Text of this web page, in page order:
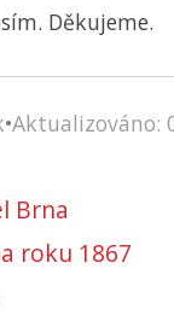
Děkujeme.
•Aktualizováno:
Brna
roku 1867